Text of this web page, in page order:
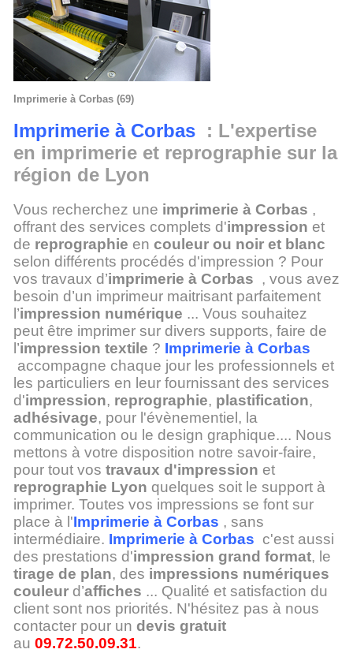
Imprimerie à Corbas (69)
Imprimerie à Corbas : L'expertise
en imprimerie et reprographie sur la
région de Lyon
Vous recherchez une imprimerie à Corbas ,
offrant des services complets d'impression et
de reprographie encouleur ou noir et blanc
selon différents procédés d'impression ? Pour
vos travaux d’imprimerie à Corbas , vous avez
besoin d’un imprimeur maitrisant parfaitement
l’impression numérique ... Vous souhaitez
peut être imprimer sur divers supports, faire de
l’impression textile ? Imprimerie à Corbas
accompagne chaque jour les professionnels et
les particuliers en leur fournissant des services
d'impression, reprographie, plastification,
adhésivage, pour l'évènementiel, la
communication ou le design graphique.... Nous
mettons à votre disposition notre savoir-faire,
pour tout vostravaux d'impression et
reprographie Lyon quelques soit le support à
imprimer. Toutes vos impressions se font sur
place à l'Imprimerie à Corbas , sans
intermédiaire. Imprimerie à Corbas c'est aussi
des prestations d'impression grand format, le
tirage de plan, des impressions numériques
couleur d’affiches ... Qualité et satisfaction du
client sont nos priorités. N'hésitez pas à nous
contacter pour un devis gratuit
au09.72.50.09.31.